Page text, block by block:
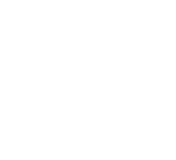
carrousel en utilisant les